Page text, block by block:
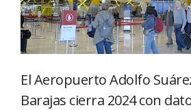
El Aeropuerto Adolfo
Barajas cierra 2024 con